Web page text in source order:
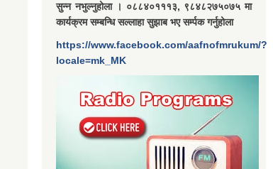
सुन्न नभुल्नुहोला । ०८८४०१११३, ९८४८२७५०७५ मा
कार्यक्रम सम्बन्धि सल्लाहा सुझाब भए सर्म्पक गर्नुहोला
https://www.facebook.com/aafnofmrukum/?
locale=mk_MK